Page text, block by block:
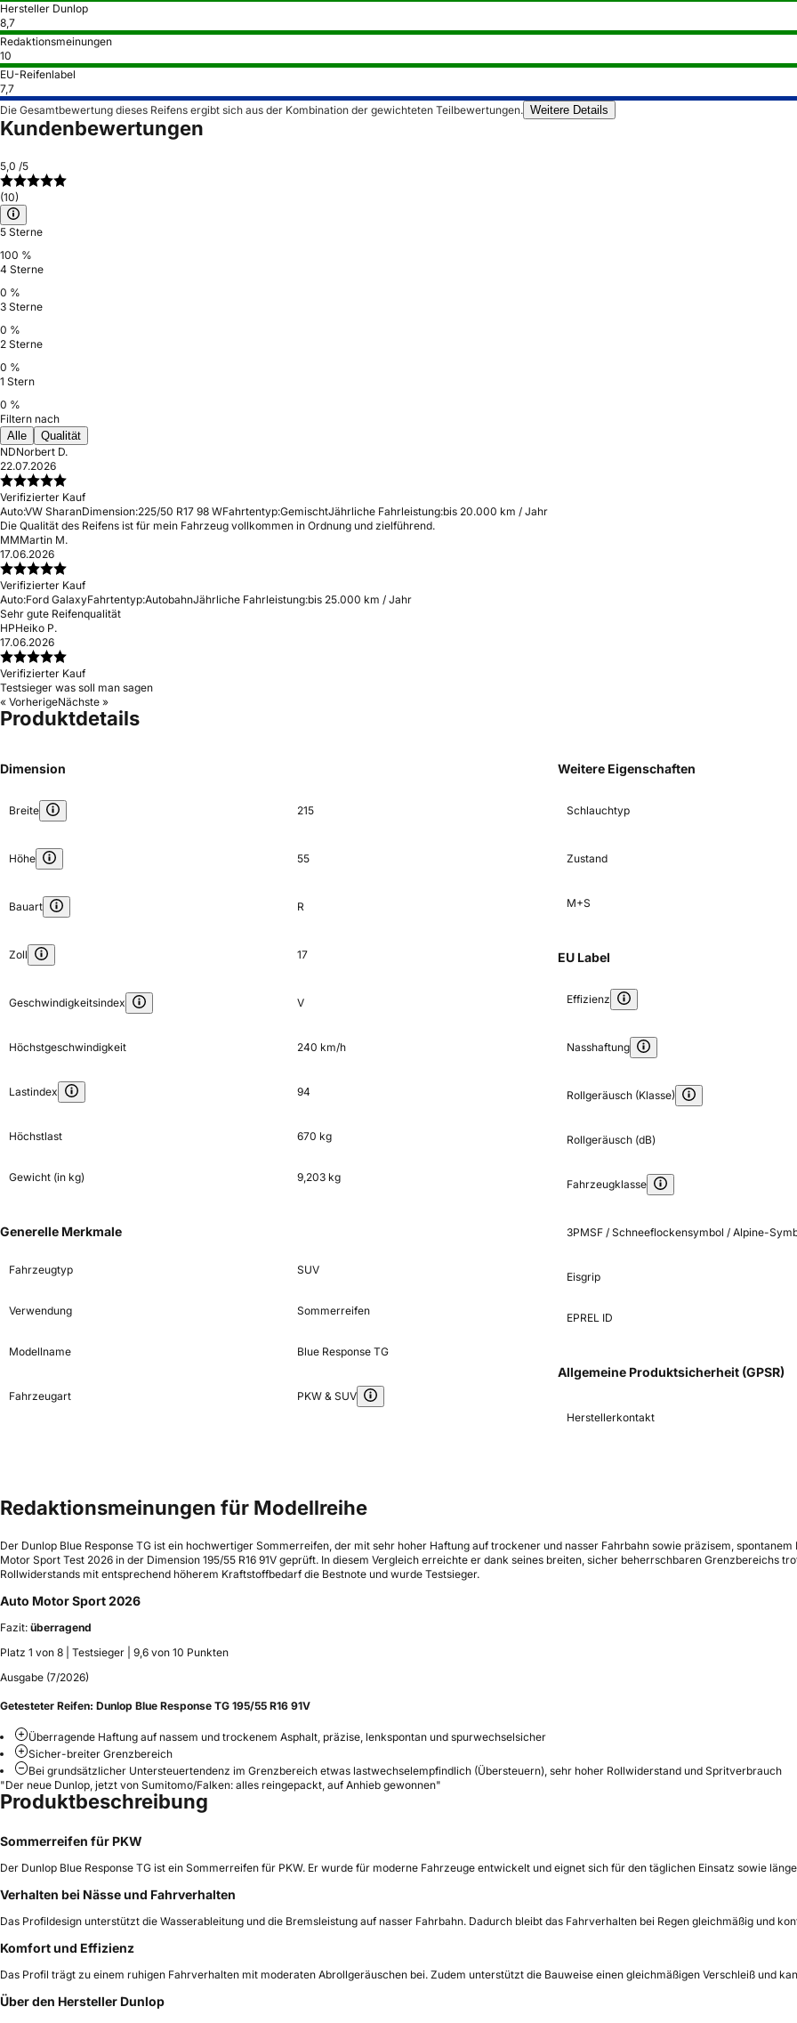
Hersteller Dunlop
8,7
Redaktionsmeinungen
10
EU-Reifenlabel
7,7
Die Gesamtbewertung dieses Reifens ergibt sich aus der Kombination der gewichteten Teilbewertungen. Weitere Details
Kundenbewertungen
5,0 /5
(10)
5 Sterne
100 %
4 Sterne
0 %
3 Sterne
0 %
2 Sterne
0 %
1 Stern
0 %
Filtern nach
Alle
Qualität
NDNorbert D.
22.07.2026
Verifizierter Kauf
Auto:VW SharanDimension:225/50 R17 98 WFahrtentyp:GemischtJährliche Fahrleistung:bis 20.000 km / Jahr
Die Qualität des Reifens ist für mein Fahrzeug vollkommen in Ordnung und zielführend.
MMMartin M.
17.06.2026
Verifizierter Kauf
Auto:Ford GalaxyFahrtentyp:AutobahnJährliche Fahrleistung:bis 25.000 km / Jahr
Sehr gute Reifenqualität
HPHeiko P.
17.06.2026
Verifizierter Kauf
Testsieger was soll man sagen
« VorherigeNächste »
Produktdetails
Dimension
Breite 215
Höhe 55
Bauart R
Zoll 17
Geschwindigkeitsindex V
Höchstgeschwindigkeit 240 km/h
Lastindex 94
Höchstlast 670 kg
Gewicht (in kg) 9,203 kg
Generelle Merkmale
Fahrzeugtyp SUV
Verwendung Sommerreifen
Modellname Blue Response TG
Fahrzeugart PKW & SUV
Weitere Eigenschaften
Schlauchtyp
Zustand
M+S
EU Label
Effizienz
Nasshaftung
Rollgeräusch (Klasse)
Rollgeräusch (dB)
Fahrzeugklasse
3PMSF / Schneeflockensymbol / Alpine-
Eisgrip
EPREL ID
Allgemeine Produktsicherheit (GPSR)
Herstellerkontakt
Redaktionsmeinungen für Modellreihe
Der Dunlop Blue Response TG ist ein hochwertiger Sommerreifen, der mit sehr hoher Haftung auf trockener und nasser Fahrbahn sowie präzisem,
Motor Sport Test 2026 in der Dimension 195/55 R16 91V geprüft. In diesem Vergleich erreichte er dank seines breiten, sicher beherrschbaren Grenzbereichs
Rollwiderstands mit entsprechend höherem Kraftstoffbedarf die Bestnote und wurde Testsieger.
Auto Motor Sport 2026
Fazit: überragend
Platz 1 von 8 | Testsieger | 9,6 von 10 Punkten
Ausgabe (7/2026)
Getesteter Reifen: Dunlop Blue Response TG 195/55 R16 91V
Überragende Haftung auf nassem und trockenem Asphalt, präzise, lenkspontan und spurwechselsicher
Sicher-breiter Grenzbereich
Bei grundsätzlicher Untersteuertendenz im Grenzbereich etwas lastwechselempfindlich (Übersteuern), sehr hoher Rollwiderstand und Spritverbrauch
"Der neue Dunlop, jetzt von Sumitomo/Falken: alles reingepackt, auf Anhieb gewonnen"
Produktbeschreibung
Sommerreifen für PKW
Der Dunlop Blue Response TG ist ein Sommerreifen für PKW. Er wurde für moderne Fahrzeuge entwickelt und eignet sich für den täglichen Einsatz sowie
Verhalten bei Nässe und Fahrverhalten
Das Profildesign unterstützt die Wasserableitung und die Bremsleistung auf nasser Fahrbahn. Dadurch bleibt das Fahrverhalten bei Regen gleichmäßig und
Komfort und Effizienz
Das Profil trägt zu einem ruhigen Fahrverhalten mit moderaten Abrollgeräuschen bei. Zudem unterstützt die Bauweise einen gleichmäßigen Verschleiß und
Über den Hersteller Dunlop